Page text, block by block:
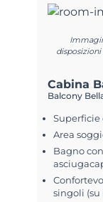
Cabina
Balcony
Superficie
Area
Bagno
singoli (su